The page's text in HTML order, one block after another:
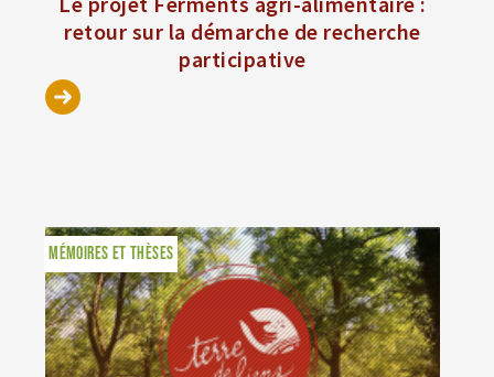
retour sur la démarche de recherche
participative
MÉMOIRES ET THÈSES